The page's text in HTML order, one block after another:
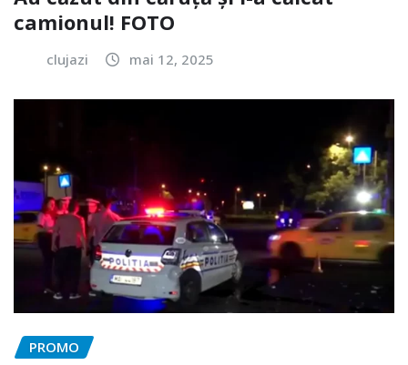
camionul! FOTO
clujazi mai 12, 2025
PROMO